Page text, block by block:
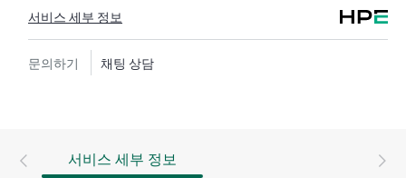
서비스 세부 정보
문의하기 채팅 상담
서비스 세부 정보